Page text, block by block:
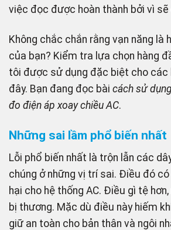
việc đọc được hoàn thành bởi vì
Không chắc chắn rằng vạn năng là
của bạn? Kiểm tra lựa chọn hàng
tôi được sử dụng đặc biệt cho các
đây. Bạn đang đọc bài cách sử
đo điện áp xoay chiều AC.
Những sai lầm phổ biến nhất
Lỗi phổ biến nhất là trộn lẫn các
chúng ở những vị trí sai. Điều đó
hại cho hệ thống AC. Điều gì tệ
bị thương. Mặc dù điều này hiếm
giữ an toàn cho bản thân và ngôi